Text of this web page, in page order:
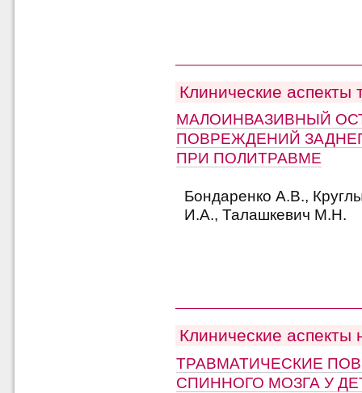
Клинические аспекты
МАЛОИНВАЗИВНЫЙ
ПОВРЕЖДЕНИЙ
ПРИ ПОЛИТРАВМЕ
Бондаренко А.В.,
И.А., Талашкевич М.Н.
Клинические аспекты
ТРАВМАТИЧЕСКИЕ
СПИННОГО МОЗГА У